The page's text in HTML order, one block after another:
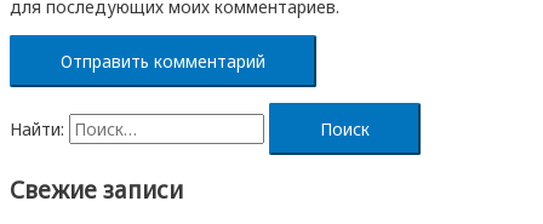
для последующих моих комментариев.
Найти:
Свежие записи